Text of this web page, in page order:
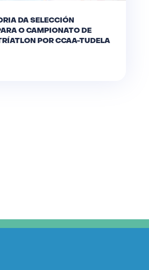
DA SELECCIÓN
O CAMPIONATO DE
POR CCAA-TUDELA